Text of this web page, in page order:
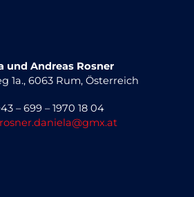
und Andreas Rosner
1a., 6063 Rum, Österreich
– 699 – 1970 18 04
rosner.daniela@gmx.at